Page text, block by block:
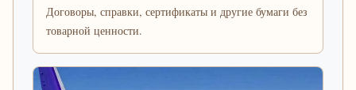
Договоры, справки, сертификаты и другие бумаги без
товарной ценности.